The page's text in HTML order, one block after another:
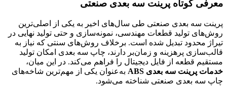
معرفی کوتاه پرینت سه بعدی صنعتی
پرینت سه بعدی صنعتی طی سال‌های اخیر به یکی از اصلی‌ترین
روش‌های تولید قطعات مهندسی، نمونه‌سازی و حتی تولید نهایی در
تیراژ محدود تبدیل شده است. برخلاف روش‌های سنتی که نیاز به
قالب‌سازی پرهزینه و زمان‌بر دارند، چاپ سه بعدی امکان تولید
مستقیم قطعه از فایل دیجیتال را فراهم می‌کند. در این میان،
خدمات پرینت سه بعدی ABS
به‌عنوان یکی از مهم‌ترین شاخه‌های
چاپ سه بعدی صنعتی شناخته می‌شود.